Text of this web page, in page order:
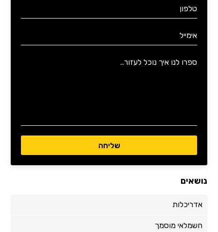
נושאים
אדריכלות
חשמלאי מוסמך